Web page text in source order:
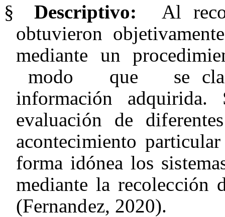
§
Descriptivo: Al rec
obtuvieron objetivamente
mediante un procedimie
modo que se
información
evaluación de
acontecimiento
forma idónea los
mediante la recolección
(Fernandez, 2020).